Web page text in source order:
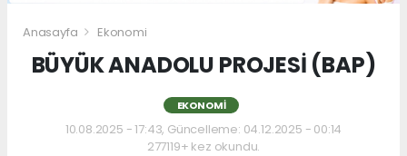
Anasayfa Ekonomi
BÜYÜK ANADOLU PROJESİ (BAP)
EKONOMI
10.08.2025 - 17:43, Güncelleme: 04.12.2025 - 00:14
277119+ kez okundu.